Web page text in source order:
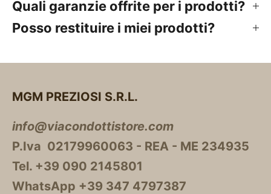
Quali garanzie offrite per i prodotti?
Posso restituire i miei prodotti?
MGM PREZIOSI S.R.L.
info@viacondottistore.com
P.Iva 02179960063 - REA - ME 234935
Tel. +39 090 2145801
WhatsApp +39 347 4797387